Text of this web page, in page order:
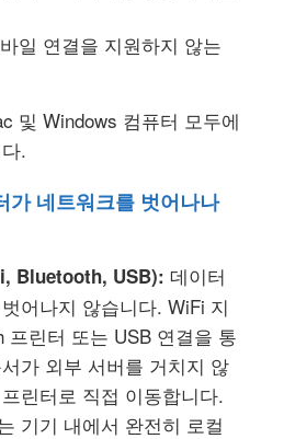
일 연결을 지원하지 않는
및 Windows 컴퓨터 모두에
.
가 네트워크를 벗어나나
Bluetooth, USB): 데이터
어나지 않습니다. WiFi 지
프린터 또는 USB 연결을 통
가 외부 서버를 거치지 않
린터로 직접 이동합니다.
기기 내에서 완전히 로컬